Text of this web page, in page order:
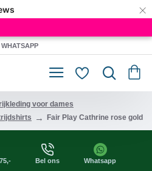
×
WHATSAPP
voor dames
Fair Play Cathrine rose gold
Bel ons Whatsapp